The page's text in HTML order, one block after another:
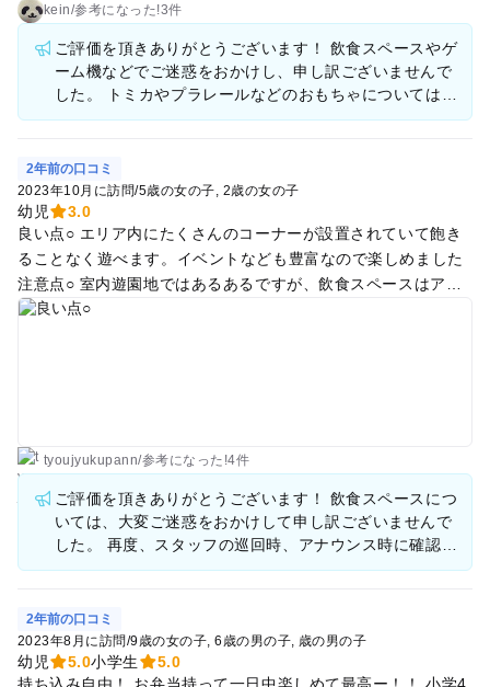
年は３時間程度で飽きてしまいます。
kein/参考に なった!3件
ご評価を頂きありがとうございます！ 飲食スペースやゲ
ーム機などでご迷惑をおかけし、申し訳ございませんで
した。 トミカやプラレールなどのおもちゃについては増
やす事を検討をさせて頂きます。 またのお越しをスタッ
2年前の口コミ
2023年10月に訪問/5歳の女の子 2歳の女の子
幼児
3.0
良い点○ エリア内にたくさんのコーナーが設置されていて飽き
ることなく遊べます。イベントなども豊富なので楽しめました
注意点○ 室内遊園地ではあるあるですが、飲食スペースはアナ
ウンスしても食べ残しを置いて席をキープする人多数です笑 本
tyoujyukupann/参考になった!4件
ご評価を頂きありがとうございます！ 飲食スペースにつ
いては、大変ご迷惑をおかけして申し訳ございませんで
した。 再度、スタッフの巡回時、アナウンス時に確認を
するなどの対策を致します。 保護者の方にも引き続きお
対策を致します。 またのお越しをスタッフ一同、心より
お待ちしております。
2年前の口コミ
2023年8月に訪問/9歳の女の子 6歳の男の子 歳の男の子
幼児 5.0小学生
5.0